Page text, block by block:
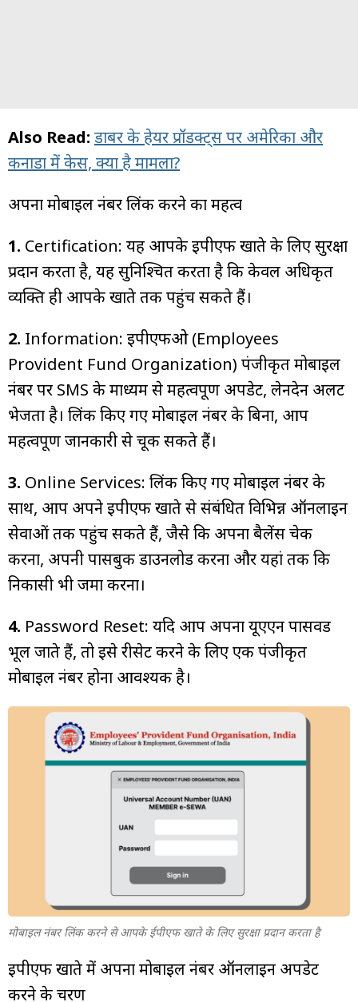
Also Read: डाबर के हेयर प्रॉडक्ट्स पर अमेरिका और
कनाडा में केस, क्या है मामला?
अपना मोबाइल नंबर लिंक करने का महत्व
1. Certification: यह आपके ईपीएफ खाते के लिए सुरक्षा
प्रदान करता है, यह सुनिश्चित करता है कि केवल अधिकृत
व्यक्ति ही आपके खाते तक पहुंच सकते हैं।
2. Information: ईपीएफओ (Employees
Provident Fund Organization) पंजीकृत मोबाइल
नंबर पर SMS के माध्यम से महत्वपूर्ण अपडेट, लेनदेन अलर्ट
भेजता है। लिंक किए गए मोबाइल नंबर के बिना, आप
महत्वपूर्ण जानकारी से चूक सकते हैं।
3. Online Services: लिंक किए गए मोबाइल नंबर के
साथ, आप अपने ईपीएफ खाते से संबंधित विभिन्न ऑनलाइन
सेवाओं तक पहुंच सकते हैं, जैसे कि अपना बैलेंस चेक
करना, अपनी पासबुक डाउनलोड करना और यहां तक कि
निकासी भी जमा करना।
4. Password Reset: यदि आप अपना यूएएन पासवर्ड
भूल जाते हैं, तो इसे रीसेट करने के लिए एक पंजीकृत
मोबाइल नंबर होना आवश्यक है।
मोबाइल नंबर लिंक करने से आपके ईपीएफ खाते के लिए सुरक्षा प्रदान करता है
ईपीएफ खाते में अपना मोबाइल नंबर ऑनलाइन अपडेट
करने के चरण